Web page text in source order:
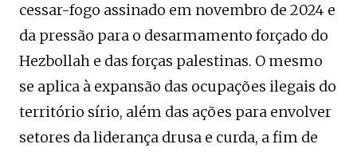
cessar-fogo assinado em novembro de 2024 e
da pressão para o desarmamento forçado do
Hezbollah e das forças palestinas. O mesmo
se aplica à expansão das ocupações ilegais do
território sírio, além das ações para envolver
setores da liderança drusa e curda, a fim de